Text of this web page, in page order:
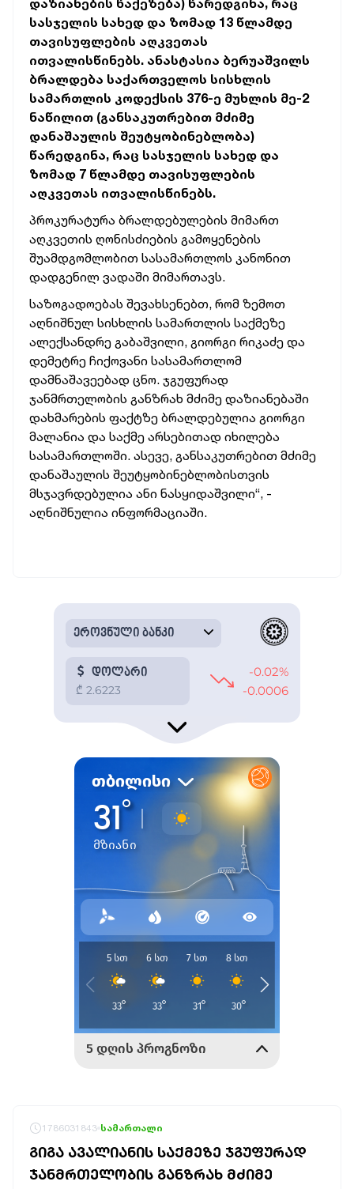
დაზიანების წაქეზება) წარედგინა, რაც
სასჯელის სახედ და ზომად 13 წლამდე
თავისუფლების აღკვეთას
ითვალისწინებს. ანასტასია ბერუაშვილს
ბრალდება საქართველოს სისხლის
სამართლის კოდექსის 376-ე მუხლის მე-2
ნაწილით (განსაკუთრებით მძიმე
დანაშაულის შეუტყობინებლობა)
წარედგინა, რაც სასჯელის სახედ და
ზომად 7 წლამდე თავისუფლების
აღკვეთას ითვალისწინებს.
პროკურატურა ბრალდებულების მიმართ
აღკვეთის ღონისძიების გამოყენების
შუამდგომლობით სასამართლოს კანონით
დადგენილ ვადაში მიმართავს.
საზოგადოებას შევახსენებთ, რომ ზემოთ
აღნიშნულ სისხლის სამართლის საქმეზე
ალექსანდრე გაბაშვილი, გიორგი რიკაძე და
დემეტრე ჩიქოვანი სასამართლომ
დამნაშავეებად ცნო. ჯგუფურად
ჯანმრთელობის განზრახ მძიმე დაზიანებაში
დახმარების ფაქტზე ბრალდებულია გიორგი
მალანია და საქმე არსებითად იხილება
სასამართლოში. ასევე, განსაკუთრებით მძიმე
დანაშაულის შეუტყობინებლობისთვის
მსჯავრდებულია ანი ნასყიდაშვილი“, -
აღნიშნულია ინფორმაციაში.
1786031843 სამართალი
ᲒᲘᲒᲐ ᲐᲕᲐᲚᲘᲐᲜᲘᲡ ᲡᲐᲥᲛᲔᲖᲔ ᲯᲒᲣᲤᲣᲠᲐᲓ
ᲯᲐᲜᲛᲠᲗᲔᲚᲝᲑᲘᲡ ᲒᲐᲜᲖᲠᲐᲮ ᲛᲫᲘᲛᲔ